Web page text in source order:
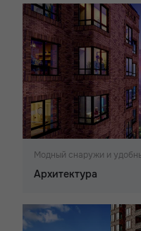
Модный снаружи и
Архитектура